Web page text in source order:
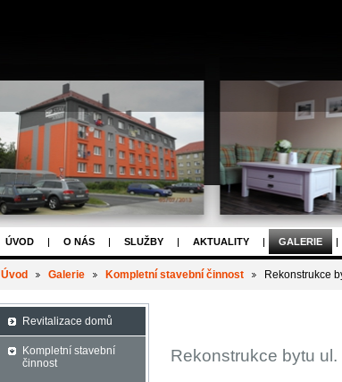
ÚVOD O NÁS SLUŽBY AKTUALITY GALERIE
Úvod Galerie Kompletní stavební činnost Rekonstrukce
Rekonstrukce bytu
Revitalizace domů
Kompletní stavební
činnost